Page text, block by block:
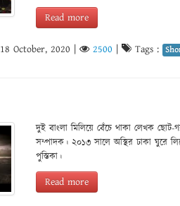
Read more
18 October, 2020 2500 Tags :
দুই বাংলা মিলিয়ে বেঁচে থাকা লেখক ছোট-
সম্পাদক। ২০১৩ সালে অস্থির ঢাকা ঘুরে
পুস্তিকা।
Read more